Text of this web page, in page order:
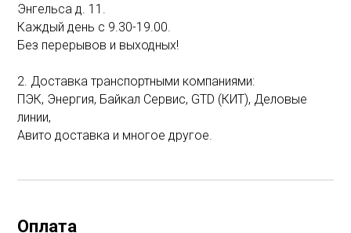
Энгельса д. 11.
Каждый день с 9.30-19.00.
Без перерывов и выходных!
2. Доставка транспортными компаниями:
ПЭК, Энергия, Байкал Сервис, GTD (КИТ), Деловые
линии,
Авито доставка и многое другое.
Оплата